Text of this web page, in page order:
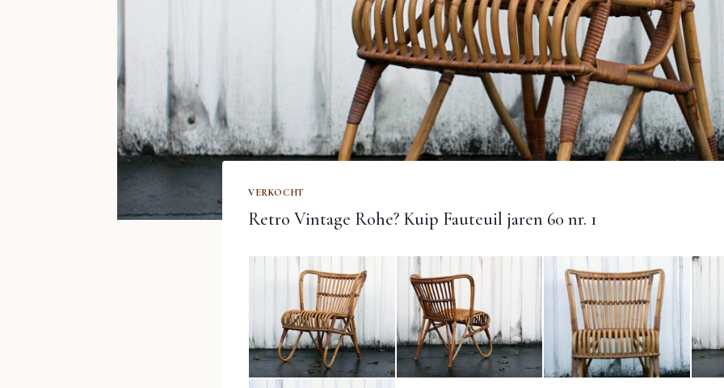
VERKOCHT
Retro Vintage Rohe? Kuip Fauteuil jaren 60 nr. 1